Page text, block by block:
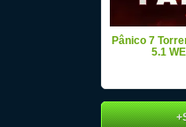
Pânico 7
5.1